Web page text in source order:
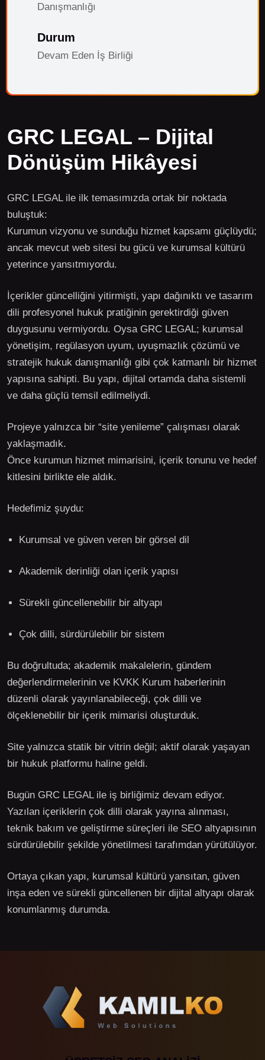
Danışmanlığı
Durum
Devam Eden İş Birliği
GRC LEGAL – Dijital
Dönüşüm Hikâyesi
GRC LEGAL ile ilk temasımızda ortak bir noktada
buluştuk:
Kurumun vizyonu ve sunduğu hizmet kapsamı güçlüydü;
ancak mevcut web sitesi bu gücü ve kurumsal kültürü
yeterince yansıtmıyordu.
İçerikler güncelliğini yitirmişti, yapı dağınıktı ve tasarım
dili profesyonel hukuk pratiğinin gerektirdiği güven
duygusunu vermiyordu. Oysa GRC LEGAL; kurumsal
yönetişim, regülasyon uyum, uyuşmazlık çözümü ve
stratejik hukuk danışmanlığı gibi çok katmanlı bir hizmet
yapısına sahipti. Bu yapı, dijital ortamda daha sistemli
ve daha güçlü temsil edilmeliydi.
Projeye yalnızca bir “site yenileme” çalışması olarak
yaklaşmadık.
Önce kurumun hizmet mimarisini, içerik tonunu ve hedef
kitlesini birlikte ele aldık.
Hedefimiz şuydu:
Kurumsal ve güven veren bir görsel dil
Akademik derinliği olan içerik yapısı
Sürekli güncellenebilir bir altyapı
Çok dilli, sürdürülebilir bir sistem
Bu doğrultuda; akademik makalelerin, gündem
değerlendirmelerinin ve KVKK Kurum haberlerinin
düzenli olarak yayınlanabileceği, çok dilli ve
ölçeklenebilir bir içerik mimarisi oluşturduk.
Site yalnızca statik bir vitrin değil; aktif olarak yaşayan
bir hukuk platformu haline geldi.
Bugün GRC LEGAL ile iş birliğimiz devam ediyor.
Yazılan içeriklerin çok dilli olarak yayına alınması,
teknik bakım ve geliştirme süreçleri ile SEO altyapısının
sürdürülebilir şekilde yönetilmesi tarafımdan yürütülüyor.
Ortaya çıkan yapı, kurumsal kültürü yansıtan, güven
inşa eden ve sürekli güncellenen bir dijital altyapı olarak
konumlanmış durumda.